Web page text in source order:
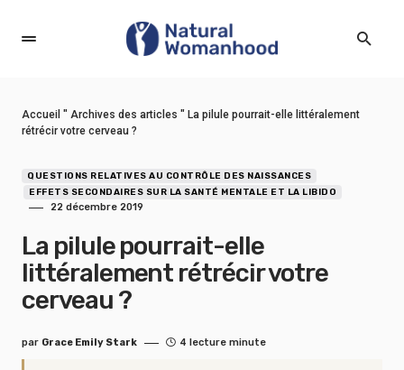
Accueil " Archives des articles " La pilule pourrait-elle littéralement
rétrécir votre cerveau ?
QUESTIONS RELATIVES AU CONTRÔLE DES NAISSANCES
EFFETS SECONDAIRES SUR LA SANTÉ MENTALE ET LA LIBIDO
22 décembre 2019
La pilule pourrait-elle
littéralement rétrécir votre
cerveau ?
par Grace Emily Stark 4 lecture minute